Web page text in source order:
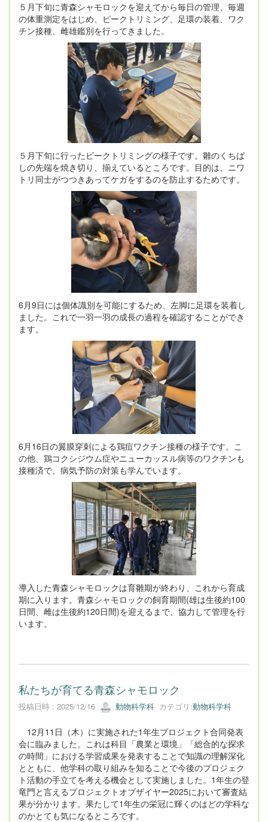
５月下旬に青森シャモロックを迎えてから毎日の管理、毎週
の体重測定をはじめ、ビークトリミング、足環の装着、ワク
チン接種、雌雄鑑別を行ってきました。
５月下旬に行ったビークトリミングの様子です。雛のくちば
しの先端を焼き切り、揃えているところです。目的は、ニワ
トリ同士がつつきあってケガをするのを防止するためです。
6月9日には個体識別を可能にするため、左脚に足環を装着し
ました。これで一羽一羽の成長の過程を確認することができ
ます。
6月16日の翼膜穿刺による鶏痘ワクチン接種の様子です。こ
の他、鶏コクシジウム症やニューカッスル病等のワクチンも
接種済で、病気予防の対策も学んでいます。
導入した青森シャモロックは育雛期が終わり、これから育成
期に入ります。青森シャモロックの飼育期間(雄は生後約100
日間、雌は生後約120日間)を迎えるまで、協力して管理を行
います。
私たちが育てる青森シャモロック
投稿日時 : 2025/12/16 動物科学科 カテゴリ:動物科学科
12月11日（木）に実施された1年生プロジェクト合同発表
会に臨みました。これは科目「農業と環境」「総合的な探求
の時間」における学習成果を発表することで知識の理解深化
とともに、他学科の取り組みを知ることで今後のプロジェク
ト活動の手立てを考える機会として実施しました。1年生の登
竜門と言えるプロジェクトオブザイヤー2025において審査結
果が分かります。果たして1年生の栄冠に輝くのはどの学科な
のかとても気になるところです。